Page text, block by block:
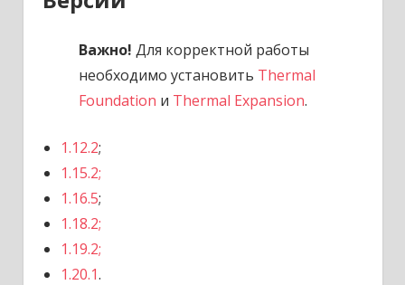
Важно! Для корректной работы
необходимо установить Thermal
Foundation и Thermal Expansion.
1.12.2;
1.15.2;
1.16.5;
1.18.2;
1.19.2;
1.20.1.